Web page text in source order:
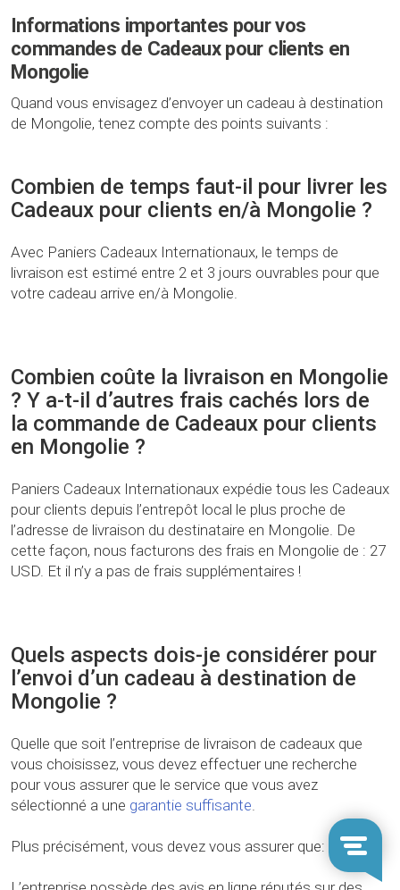
Informations importantes pour vos
commandes de Cadeaux pour clients en
Mongolie
Quand vous envisagez d’envoyer un cadeau à destination
de Mongolie, tenez compte des points suivants :
Combien de temps faut-il pour livrer les
Cadeaux pour clients en/à Mongolie ?
Avec Paniers Cadeaux Internationaux, le temps de
livraison est estimé entre 2 et 3 jours ouvrables pour que
votre cadeau arrive en/à Mongolie.
Combien coûte la livraison en Mongolie
? Y a-t-il d’autres frais cachés lors de
la commande de Cadeaux pour clients
en Mongolie ?
Paniers Cadeaux Internationaux expédie tous les Cadeaux
pour clients depuis l’entrepôt local le plus proche de
l’adresse de livraison du destinataire en Mongolie. De
cette façon, nous facturons des frais en Mongolie de : 27
USD. Et il n’y a pas de frais supplémentaires !
Quels aspects dois-je considérer pour
l’envoi d’un cadeau à destination de
Mongolie ?
Quelle que soit l’entreprise de livraison de cadeaux que
vous choisissez, vous devez effectuer une recherche
pour vous assurer que le service que vous avez
sélectionné a une garantie suffisante.
Plus précisément, vous devez vous assurer que: